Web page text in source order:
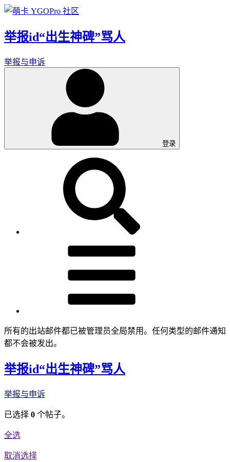
举报id“出生神碑”骂人
举报与申诉
登录
所有的出站邮件都已被管理员全局禁用。任何类型的邮件通知
都不会被发出。
举报id“出生神碑”骂人
举报与申诉
已选择 0 个帖子。
全选
取消选择